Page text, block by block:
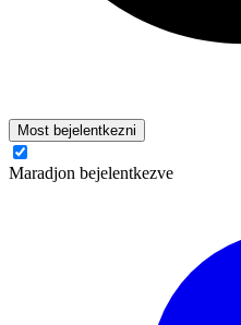
Most bejelentkezni
Maradjon bejelentkezve